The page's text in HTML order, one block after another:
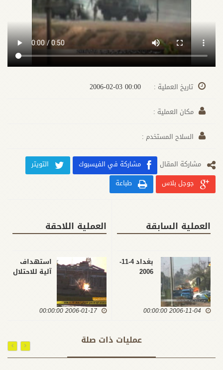
تاريخ العملية :
مكان العملية :
السلاح المستخدم :
مشارکة المقال مشاركة في الفيسبوك
التويتر
جوجل بلاس
طباعة
العملية السابقة
بغداد 4-11-
2006
2006-11-04 00:00:00
العملية اللاحقة
استهداف
آلية للاحتلال
2006-01-17 00:00:00
عمليات ذات صلة